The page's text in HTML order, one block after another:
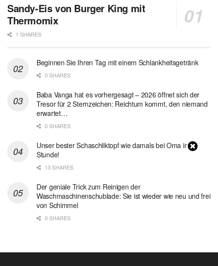
Sandy-Eis von Burger King mit
Thermomix
1 SHARES
Beginnen Sie Ihren Tag mit einem Schlankheitsgetränk
0 SHARES
Baba Vanga hat es vorhergesagt – 2026 öffnet sich der
Tresor für 2 Sternzeichen: Reichtum kommt, den niemand
erwartet…
0 SHARES
Unser bester Schaschliktopf wie damals bei Oma in 1
Stunde!
13 SHARES
Der geniale Trick zum Reinigen der
Waschmaschinenschublade: Sie ist wieder wie neu und frei
von Schimmel
0 SHARES